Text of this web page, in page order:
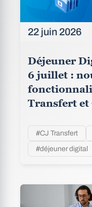
22 juin 2026
Déjeuner
6 juillet :
Transfert et
#CJ Transfert
#déjeuner digital